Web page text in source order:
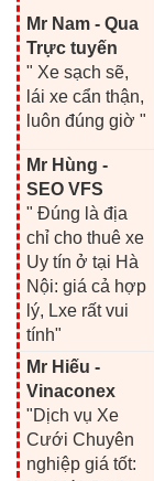
Mr Nam - Qua
Trực tuyến
" Xe sạch sẽ,
lái xe cẩn thận,
luôn đúng giờ "
Mr Hùng -
SEO VFS
" Đúng là địa
chỉ cho thuê xe
Uy tín ở tại Hà
Nội: giá cả hợp
lý, Lxe rất vui
tính"
Mr Hiếu -
Vinaconex
"Dịch vụ Xe
Cưới Chuyên
nghiệp giá tốt: